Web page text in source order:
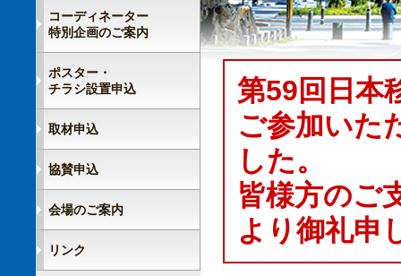
コーディネーター
特別企画のご案内
ポスター・
チラシ設置申込
取材申込
協賛申込
会場のご案内
リンク
第59回日本
ご参加いた
した。
皆様方のご
より御礼申